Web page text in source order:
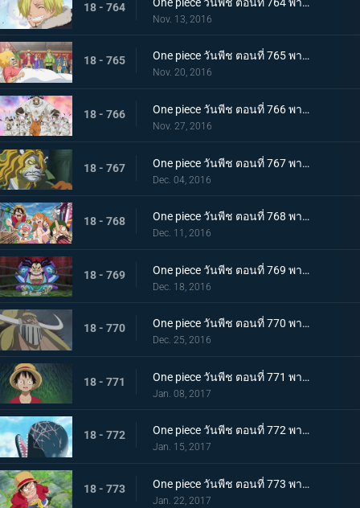
18 - 764
Nov. 13, 2016
18 - 765 One piece วันพีช ตอนที่ 765 พากย์ไทย ไปหานายท่านเนโกมามูชิกันเถอะ
Nov. 20, 2016
18 - 766 One piece วันพีช ตอนที่ 766 พากย์ไทย ลูฟี่ตัดสินใจ การถอนตัวของซันจิ
Nov. 27, 2016
18 - 767 One piece วันพีช ตอนที่ 767 พากย์ไทย สถานการณ์ตึงเครียด สุนัขกับแมว และซามูไร
Dec. 04, 2016
18 - 768 One piece วันพีช ตอนที่ 768 พากย์ไทย คนที่สาม! นินจาไรโซแห่งหมอกปรากฏตัว
Dec. 11, 2016
18 - 769 One piece วันพีช ตอนที่ 769 พากย์ไทย หินสีแดง สิ่งที่นำทางไปสู่วันพีซ
Dec. 18, 2016
18 - 770 One piece วันพีช ตอนที่ 770 พากย์ไทย ความลับของวะโนะคุนิ ตระกูลโคสึกิกับโพเนกลิฟ
Dec. 25, 2016
18 - 771 One piece วันพีช ตอนที่ 771 พากย์ไทย คำสาบานของลูกผู้ชาย! ลูฟี่และโคซุกิโมโมโนซุเกะ!
Jan. 08, 2017
18 - 772 One piece วันพีช ตอนที่ 772 พากย์ไทย การเดินทางในตำนาน แมวกับหมาและราชาโจรสลัด
Jan. 15, 2017
18 - 773 One piece วันพีช ตอนที่ 773 พากย์ไทย ฝันร้ายอีกครั้ง การโจมตีที่ดุเดือดของแจ็คผู้ทรหด
Jan. 22, 2017